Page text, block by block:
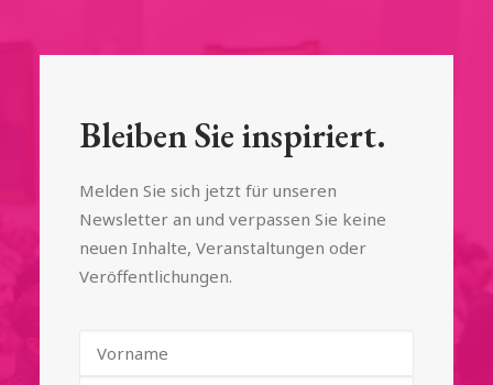
Bleiben Sie inspiriert.
Melden Sie sich jetzt für unseren
Newsletter an und verpassen Sie keine
neuen Inhalte, Veranstaltungen oder
Veröffentlichungen.